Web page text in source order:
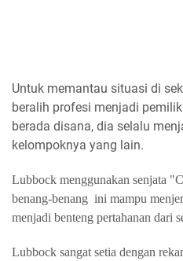
Untuk memantau situasi di
beralih profesi menjadi
berada disana, dia selalu
kelompoknya yang lain.
Lubbock menggunakan senjata
benang-benang ini mampu
menjadi benteng pertahanan dari
Lubbock sangat setia dengan